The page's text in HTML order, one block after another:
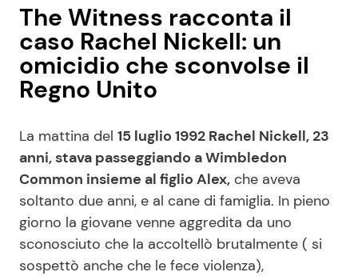
The Witness racconta il
caso Rachel Nickell: un
omicidio che sconvolse il
Regno Unito
La mattina del 15 luglio 1992 Rachel Nickell, 23
anni, stava passeggiando a Wimbledon
Common insieme al figlio Alex, che aveva
soltanto due anni, e al cane di famiglia. In pieno
giorno la giovane venne aggredita da uno
sconosciuto che la accoltellò brutalmente ( si
sospettò anche che le fece violenza),